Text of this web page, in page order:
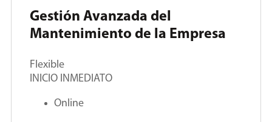
Gestión Avanzada del
Mantenimiento de la Empresa
Flexible
INICIO INMEDIATO
Online